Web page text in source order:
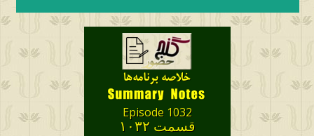
Episode 1032
قسمت ۱۰۳۲